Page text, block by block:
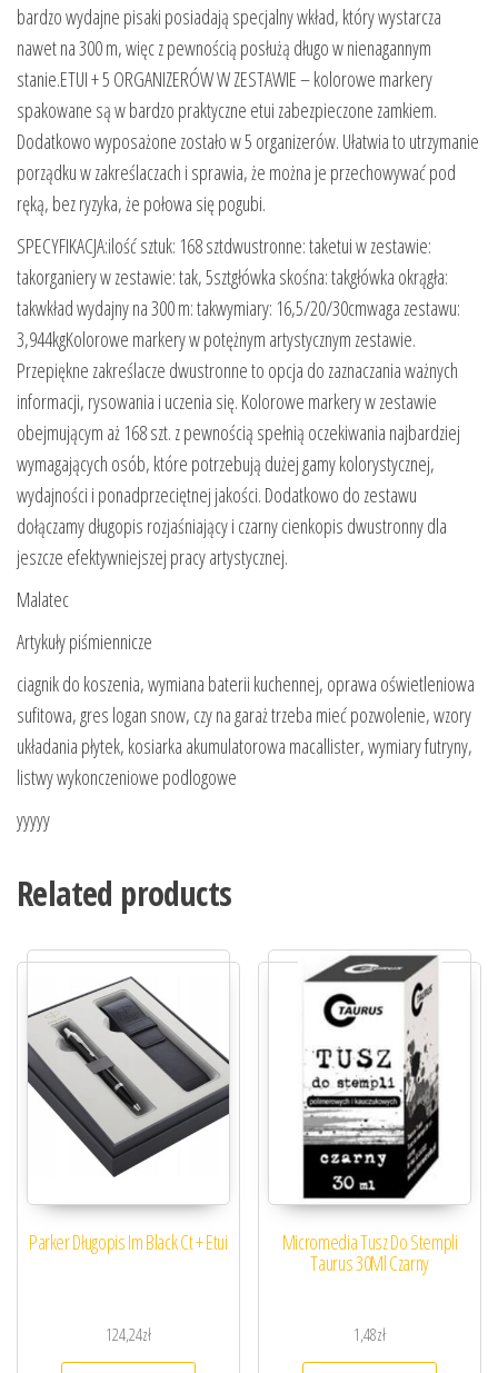
bardzo wydajne pisaki posiadają specjalny wkład, który wystarcza
nawet na 300 m, więc z pewnością posłużą długo w nienagannym
stanie.ETUI + 5 ORGANIZERÓW W ZESTAWIE – kolorowe markery
spakowane są w bardzo praktyczne etui zabezpieczone zamkiem.
Dodatkowo wyposażone zostało w 5 organizerów. Ułatwia to utrzymanie
porządku w zakreślaczach i sprawia, że można je przechowywać pod
ręką, bez ryzyka, że połowa się pogubi.
SPECYFIKACJA:ilość sztuk: 168 sztdwustronne: taketui w zestawie:
takorganiery w zestawie: tak, 5sztgłówka skośna: takgłówka okrągła:
takwkład wydajny na 300 m: takwymiary: 16,5/20/30cmwaga zestawu:
3,944kgKolorowe markery w potężnym artystycznym zestawie.
Przepiękne zakreślacze dwustronne to opcja do zaznaczania ważnych
informacji, rysowania i uczenia się. Kolorowe markery w zestawie
obejmującym aż 168 szt. z pewnością spełnią oczekiwania najbardziej
wymagających osób, które potrzebują dużej gamy kolorystycznej,
wydajności i ponadprzeciętnej jakości. Dodatkowo do zestawu
dołączamy długopis rozjaśniający i czarny cienkopis dwustronny dla
jeszcze efektywniejszej pracy artystycznej.
Malatec
Artykuły piśmiennicze
ciagnik do koszenia, wymiana baterii kuchennej, oprawa oświetleniowa
sufitowa, gres logan snow, czy na garaż trzeba mieć pozwolenie, wzory
układania płytek, kosiarka akumulatorowa macallister, wymiary futryny,
listwy wykonczeniowe podlogowe
yyyyy
Related products
Parker Długopis Im Black Ct + Etui
124,24zł
Micromedia Tusz Do Stempli
Taurus 30Ml Czarny
1,48zł